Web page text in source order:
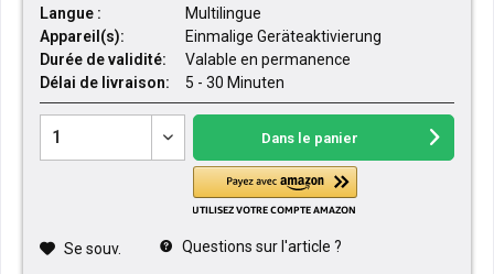
Langue :
Multilingue
Appareil(s):
Einmalige Geräteaktivierung
Durée de validité:
Valable en permanence
Délai de livraison:
5 - 30 Minuten
Dans le panier
Se souv. Questions sur l'article ?